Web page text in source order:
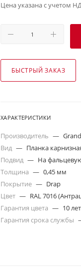
Цена указана с учетом
БЫСТРЫЙ ЗАКАЗ
ХАРАКТЕРИСТИКИ
Производитель —
Вид — Планка
Подвид — На
Толщина — 0,45 мм
Покрытие — Drap
Цвет — RAL 7016
Гарантия цвета — 10 лет
Гарантия срока службы